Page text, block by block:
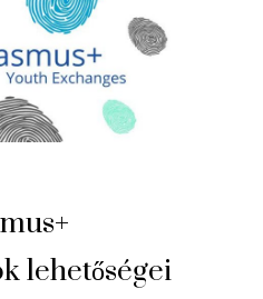
lehetőségei